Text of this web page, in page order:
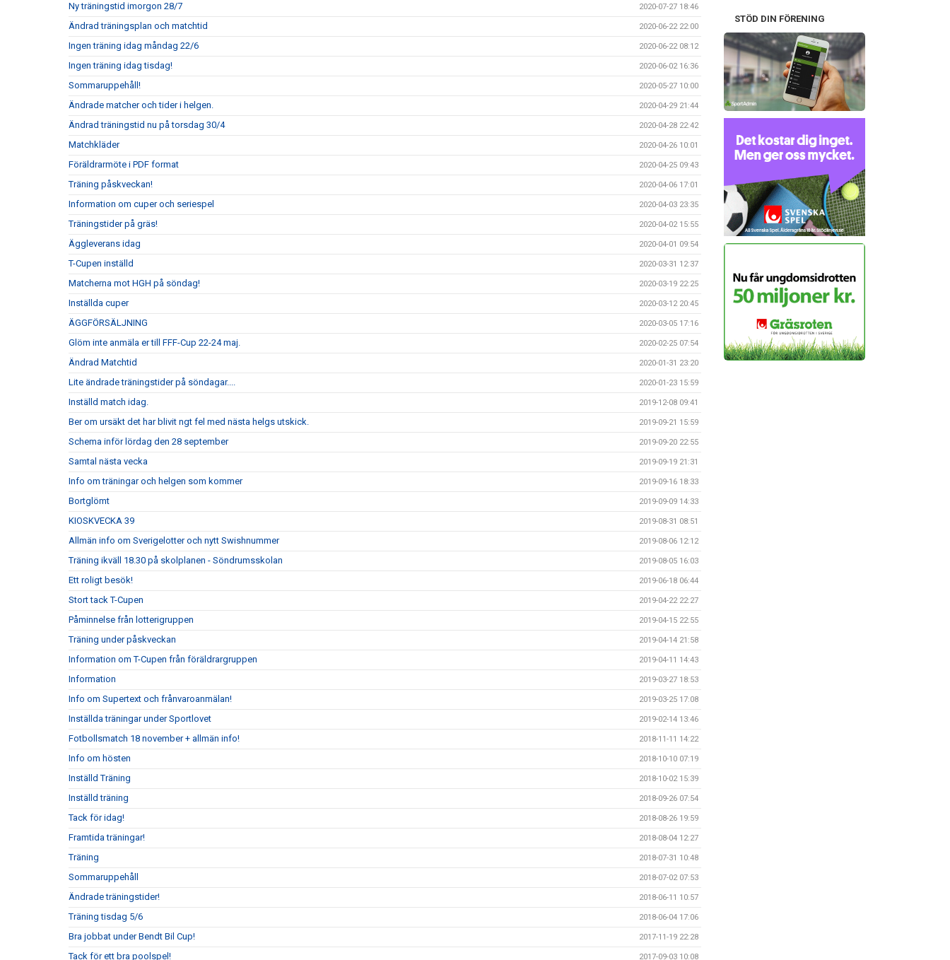
Ny träningstid imorgon 28/7 2020-07-27 18:46
Ändrad träningsplan och matchtid 2020-06-22 22:00
Ingen träning idag måndag 22/6 2020-06-22 08:12
Ingen träning idag tisdag! 2020-06-02 16:36
Sommaruppehåll! 2020-05-27 10:00
Ändrade matcher och tider i helgen. 2020-04-29 21:44
Ändrad träningstid nu på torsdag 30/4 2020-04-28 22:42
Matchkläder 2020-04-26 10:01
Föräldrarmöte i PDF format 2020-04-25 09:43
Träning påskveckan! 2020-04-06 17:01
Information om cuper och seriespel 2020-04-03 23:35
Träningstider på gräs! 2020-04-02 15:55
Äggleverans idag 2020-04-01 09:54
T-Cupen inställd 2020-03-31 12:37
Matcherna mot HGH på söndag! 2020-03-19 22:25
Inställda cuper 2020-03-12 20:45
ÄGGFÖRSÄLJNING 2020-03-05 17:16
Glöm inte anmäla er till FFF-Cup 22-24 maj. 2020-02-25 07:54
Ändrad Matchtid 2020-01-31 23:20
Lite ändrade träningstider på söndagar.... 2020-01-23 15:59
Inställd match idag. 2019-12-08 09:41
Ber om ursäkt det har blivit ngt fel med nästa helgs utskick. 2019-09-21 15:59
Schema inför lördag den 28 september 2019-09-20 22:55
Samtal nästa vecka 2019-09-19 21:31
Info om träningar och helgen som kommer 2019-09-16 18:33
Bortglömt 2019-09-09 14:33
KIOSKVECKA 39 2019-08-31 08:51
Allmän info om Sverigelotter och nytt Swishnummer 2019-08-06 12:12
Träning ikväll 18.30 på skolplanen - Söndrumsskolan 2019-08-05 16:03
Ett roligt besök! 2019-06-18 06:44
Stort tack T-Cupen 2019-04-22 22:27
Påminnelse från lotterigruppen 2019-04-15 22:55
Träning under påskveckan 2019-04-14 21:58
Information om T-Cupen från föräldrargruppen 2019-04-11 14:43
Information 2019-03-27 18:53
Info om Supertext och frånvaroanmälan! 2019-03-25 17:08
Inställda träningar under Sportlovet 2019-02-14 13:46
Fotbollsmatch 18 november + allmän info! 2018-11-11 14:22
Info om hösten 2018-10-10 07:19
Inställd Träning 2018-10-02 15:39
Inställd träning 2018-09-26 07:54
Tack för idag! 2018-08-26 19:59
Framtida träningar! 2018-08-04 12:27
Träning 2018-07-31 10:48
Sommaruppehåll 2018-07-02 07:53
Ändrade träningstider! 2018-06-11 10:57
Träning tisdag 5/6 2018-06-04 17:06
Bra jobbat under Bendt Bil Cup! 2017-11-19 22:28
Tack för ett bra poolspel! 2017-09-03 10:08
STÖD DIN FÖRENING